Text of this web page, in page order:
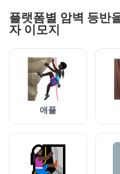
플랫폼별 암벽 등반
자 이모지
애플